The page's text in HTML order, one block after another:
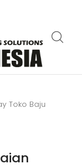
Toko Baju